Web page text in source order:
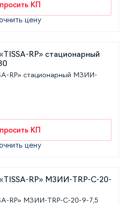
КП
цену
RP» стационарный МЗИИ-
КП
цену
RP» МЗИИ-TRP-С-20-9-7,5